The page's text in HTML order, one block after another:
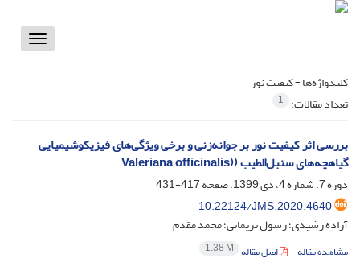
Toggle
کلیدواژه‌ها =کیفیت نور
تعداد مقالات: 1
بررسی اثر کیفیت نور بر جوانه‌زنی و برخی ویژگی‌های فیزیکوشیمیایی
گیاهچه‌های سنبل‌الطیب ((Valeriana officinalis
دوره 7، شماره 4، دی 1399، صفحه
417-431
10.22124/JMS.2020.4640
آزاده رشیدی؛ رسول نریمانی؛ محمد مقدم
مشاهده مقاله اصل مقاله 1.38 M